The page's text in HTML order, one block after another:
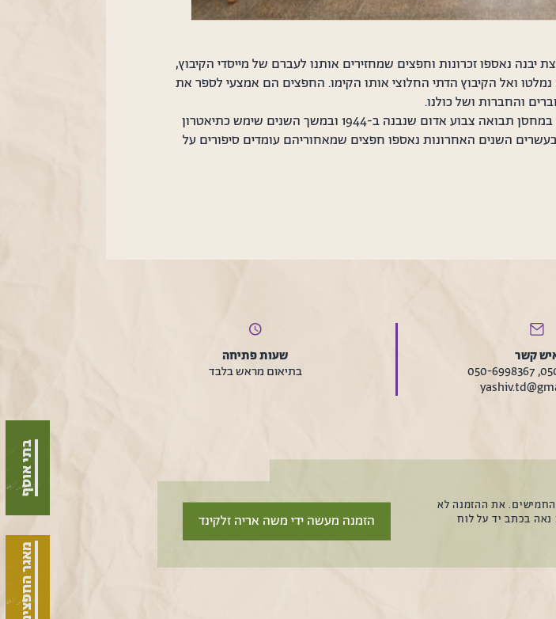
בתי אוסף
מאגר החפצים
יבנה נאספו זכרונות וחפצים שמחזירים אותנו לעברם של מייסדי הקיבוץ,
ואל הקיבוץ הדתי החלוצי אותו הקימו. החפצים הם אמצעי לספר את
והחברות ושל כולנו.
'הבית האדום' הוקם במחסן תבואה צבוע אדום שנבנה ב-1944 ובמשך השנים שימש כתיאטרון
בעשרים השנים האחרונות נאספו חפצים שמאחוריהם עומדים סיפורים על
של תורה ועבודה, חיי חלוצים, מלחמות, שכול ושמחות. החפצים חוברו
קשר
050-
שעות פתיחה
בתיאום מראש בלבד
החמישים. את ההזמנה לא
נאה בכתב יד על לוח
הזמנה מעשה ידי משה אריה זלקינד